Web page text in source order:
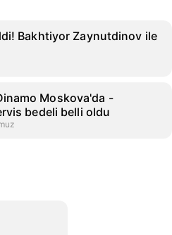
Bakhtiyor Zaynutdinov ile
Moskova'da -
bedeli belli oldu